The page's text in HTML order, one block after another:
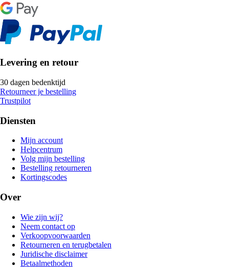
Levering en retour
30 dagen bedenktijd
Retourneer je bestelling
Trustpilot
Diensten
Mijn account
Helpcentrum
Volg mijn bestelling
Bestelling retourneren
Kortingscodes
Over
Wie zijn wij?
Neem contact op
Verkoopvoorwaarden
Retourneren en terugbetalen
Juridische disclaimer
Betaalmethoden